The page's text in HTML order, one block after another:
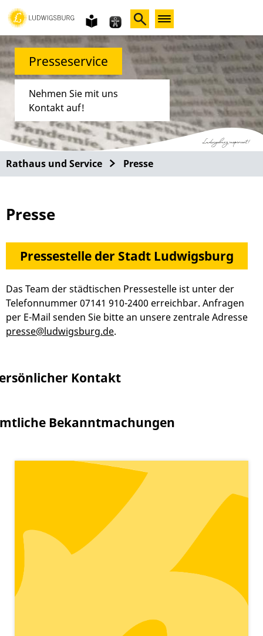
Gebärdensprache
leichte
Sprache
Presseservice
Nehmen Sie mit uns
Kontakt auf!
Rathaus und Service Presse
Presse
Pressestelle der Stadt Ludwigsburg
Das Team der städtischen Pressestelle ist unter der
Telefonnummer 07141 910-2400 erreichbar. Anfragen
per E-Mail senden Sie bitte an unsere zentrale Adresse
presse@ludwigsburg.de.
Kontakt
Bekanntmachungen